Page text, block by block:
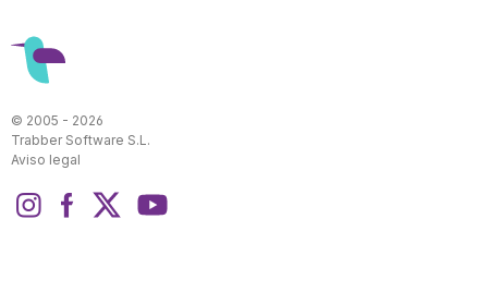
© 2005 - 2026
Trabber Software S.L.
Aviso legal